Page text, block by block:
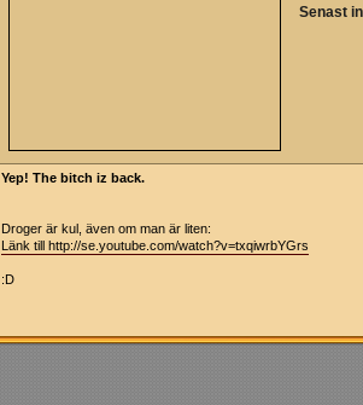
Senast
Yep! The bitch iz back.
Droger är kul, även om man är liten:
Länk till http://se.youtube.com/watch?v=txqiwrbYGrs
:D